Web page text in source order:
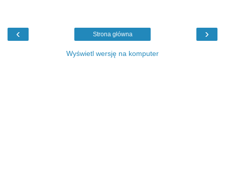
‹ ›
Strona główna
Wyświetl wersję na komputer